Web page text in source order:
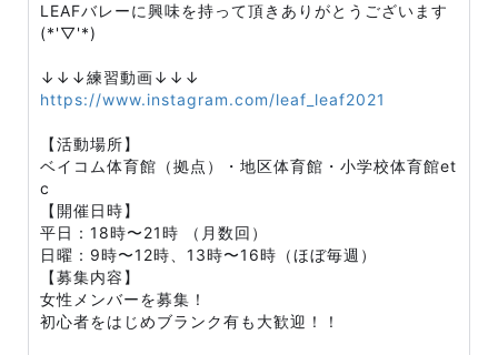
LEAFバレーに興味を持って頂きありがとうございます
(*'▽'*)
↓↓↓練習動画↓↓↓
https://www.instagram.com/leaf_leaf2021
【活動場所】
ベイコム体育館（拠点）・地区体育館・小学校体育館et
c
【開催日時】
平日：18時〜21時 （月数回）
日曜：9時〜12時、13時〜16時（ほぼ毎週）
【募集内容】
女性メンバーを募集！
初心者をはじめブランク有も大歓迎！！